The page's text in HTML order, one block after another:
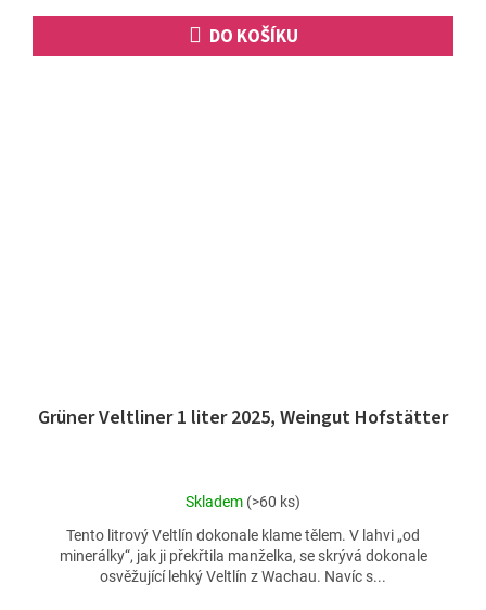
DO KOŠÍKU
Grüner Veltliner 1 liter 2025, Weingut Hofstätter
Průměrné
produktu
je
4,4
Skladem (>60 ks)
Tento litrový Veltlín dokonale klame tělem. V lahvi „od
minerálky“, jak ji překřtila manželka, se skrývá dokonale
osvěžující lehký Veltlín z Wachau. Navíc s...